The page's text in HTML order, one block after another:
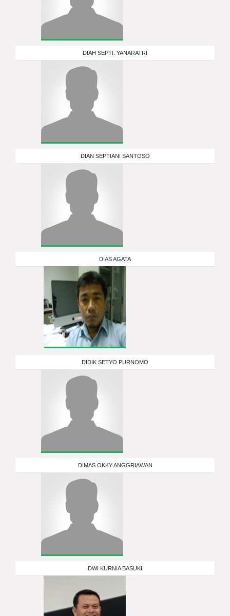
DIAH SEPTI. YANARATRI
DIAN SEPTIANI SANTOSO
DIAS AGATA
DIDIK SETYO PURNOMO
DIMAS OKKY ANGGRIAWAN
DWI KURNIA BASUKI